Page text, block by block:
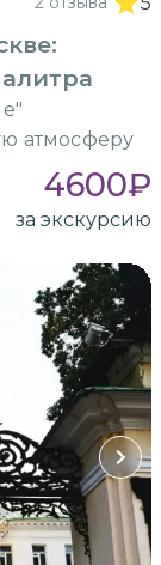
атмосферу
4600₽
за экскурсию